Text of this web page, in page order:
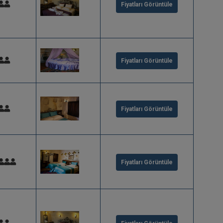
Fiyatları Görüntüle
Fiyatları Görüntüle
Fiyatları Görüntüle
Fiyatları Görüntüle